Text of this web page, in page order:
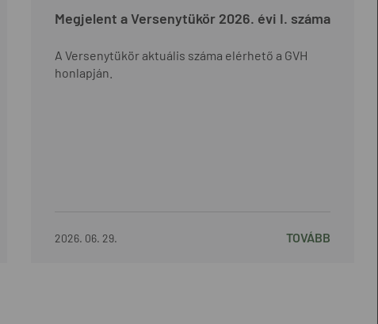
Megjelent a Versenytükör 2026. évi I. száma
A Versenytükör aktuális száma elérhető a GVH
honlapján.
2026. 06. 29. TOVÁBB